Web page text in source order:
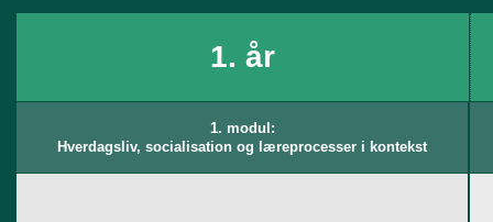
med færdiggørelse af projekter og opgaver er forholdsmæssigt stort.
1. år
1. modul:
Hverdagsliv, socialisation og læreprocesser i kontekst